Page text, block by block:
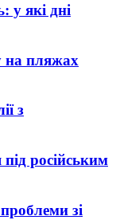
у які дні
на пляжах
з
російським
зі